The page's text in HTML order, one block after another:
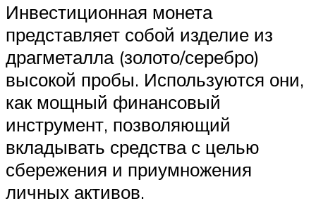
Инвестиционная монета
представляет собой изделие из
драгметалла (золото/серебро)
высокой пробы. Используются они,
как мощный финансовый
инструмент, позволяющий
вкладывать средства с целью
сбережения и приумножения
личных активов.